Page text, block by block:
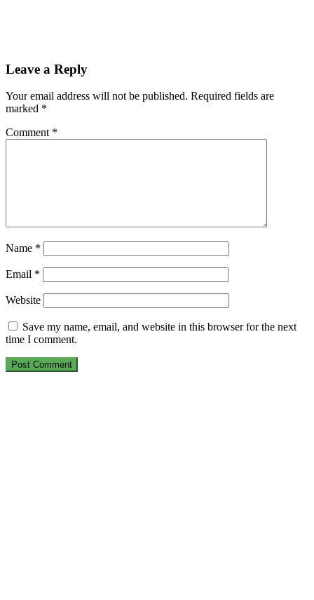
Leave a Reply
Your email address will not be published. Required fields are
marked *
Comment *
Name *
Email *
Website
Save my name, email, and website in this browser for the next
time I comment.